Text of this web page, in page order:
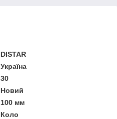
DISTAR
Україна
30
Новий
100 мм
Коло